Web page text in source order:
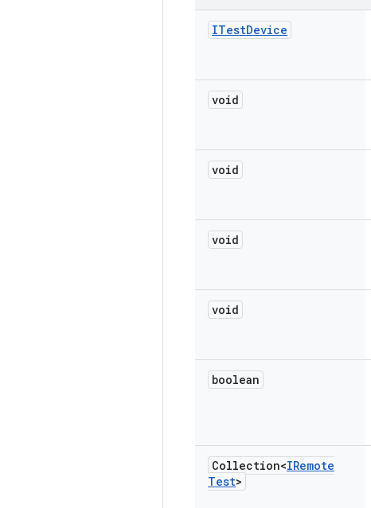
ITestDevice
void
void
void
void
boolean
Collection<IRemote
Test>